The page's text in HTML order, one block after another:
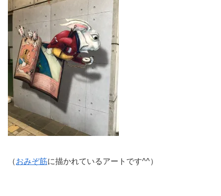
（おみぞ筋に描かれているアートです^^）